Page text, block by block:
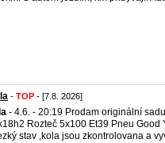
- TOP - [7.8. 2026]
- 4.6. - 20:19 Prodam originální
Rozteč 5x100 Et39 Pneu Good
stav ,kola jsou zkontrolovana a